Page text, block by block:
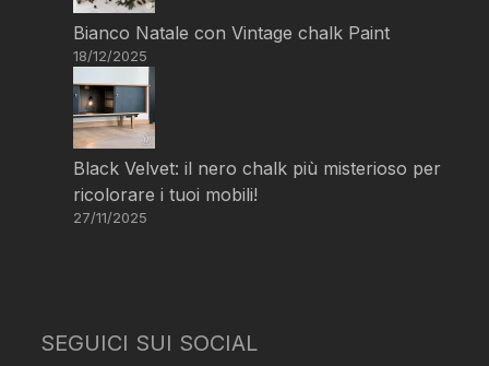
Bianco Natale con Vintage chalk Paint
18/12/2025
Black Velvet: il nero chalk più misterioso per
ricolorare i tuoi mobili!
27/11/2025
SEGUICI SUI SOCIAL